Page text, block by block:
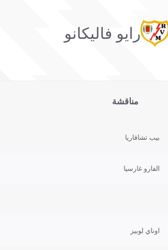
رايو فاليكانو
مناقشة
بيب تشافاريا
الفارو غارسيا
اوناي لوبيز